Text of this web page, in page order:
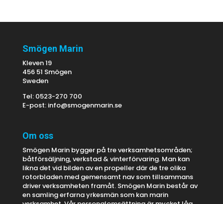
Smögen Marin
Kleven 19
456 51 Smögen
Sweden
Tel: 0523-270 700
E-post: info@smogenmarin.se
Om oss
Smögen Marin bygger på tre verksamhetsområden;
båtförsäljning, verkstad & vinterförvaring. Man kan
likna det vid bilden av en propeller där de tre olika
rotorbladen med gemensamt nav som tillsammans
driver verksamheten framåt. Smögen Marin består av
en samling erfarna yrkesmän som kan marin